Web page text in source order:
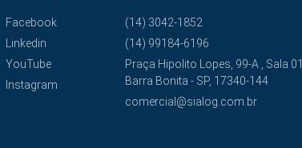
Facebook
Linkedin
YouTube
Instagram
(14) 3042-1852
(14) 99184-6196
Praça Hipolito Lopes, 99-A , Sala 01
Barra Bonita - SP, 17340-144
comercial@sialog.com.br